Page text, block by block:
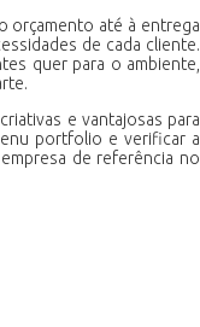
orçamento até à entrega
de cada cliente.
quer para o ambiente,
e vantajosas para
portfolio e verificar a
de referência no